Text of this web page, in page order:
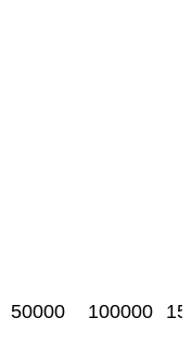
50000 100000